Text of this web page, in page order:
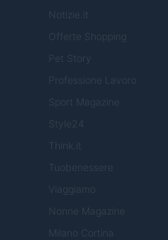
Notizie.it
Offerte Shopping
Pet Story
Professione Lavoro
Sport Magazine
Style24
Think.it
Tuobenessere
Viaggiamo
Nonne Magazine
Milano Cortina